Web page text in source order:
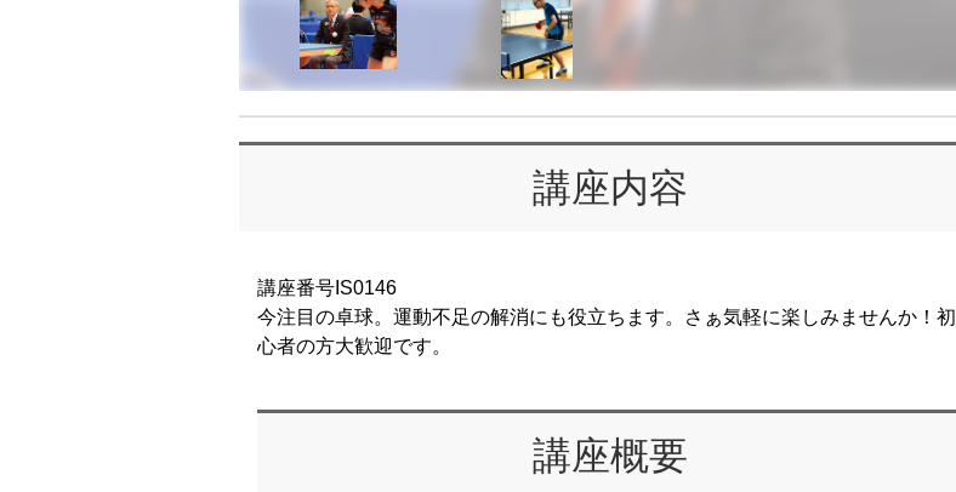
講座内容
講座番号IS0146
今注目の卓球。運動不足の解消にも役立ちます。さぁ気軽に楽しみませんか！初
心者の方大歓迎です。
講座概要